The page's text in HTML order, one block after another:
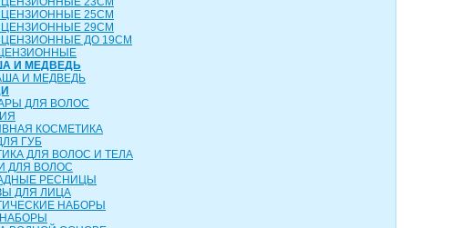
25СМ
29СМ
ДО 19СМ
И МЕДВЕДЬ
И МЕДВЕДЬ
ДЛЯ ВОЛОС
КОСМЕТИКА
ГУБ
ДЛЯ ВОЛОС И ТЕЛА
ДЛЯ ВОЛОС
РЕСНИЦЫ
ДЛЯ ЛИЦА
НАБОРЫ